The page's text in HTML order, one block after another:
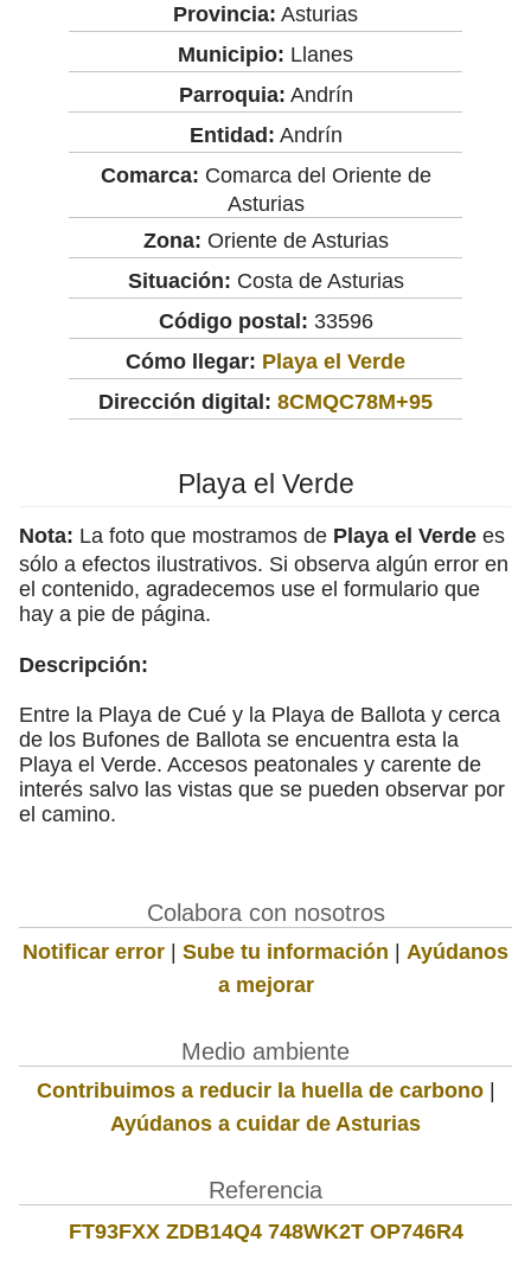
Provincia: Asturias
Municipio: Llanes
Parroquia: Andrín
Entidad: Andrín
Comarca: Comarca del Oriente de
Asturias
Zona: Oriente de Asturias
Situación: Costa de Asturias
Código postal: 33596
Cómo llegar: Playa el Verde
Dirección digital: 8CMQC78M+95
Playa el Verde
Nota: La foto que mostramos de Playa el Verde es
sólo a efectos ilustrativos. Si observa algún error en
el contenido, agradecemos use el formulario que
hay a pie de página.
Descripción:
Entre la Playa de Cué y la Playa de Ballota y cerca
de los Bufones de Ballota se encuentra esta la
Playa el Verde. Accesos peatonales y carente de
interés salvo las vistas que se pueden observar por
el camino.
Colabora con nosotros
Notificar error | Sube tu información | Ayúdanos
a mejorar
Medio ambiente
Contribuimos a reducir la huella de carbono|
Ayúdanos a cuidar de Asturias
Referencia
FT93FXX ZDB14Q4 748WK2T OP746R4